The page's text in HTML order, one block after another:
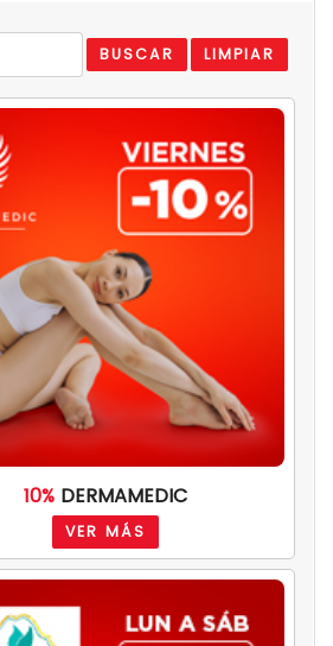
10% DERMAMEDIC
VER MÁS